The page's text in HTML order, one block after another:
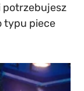
potrzebujesz
typu piece